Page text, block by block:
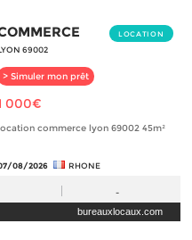
69002
> Simuler mon prêt
LOCATION
000€
commerce lyon 69002 45m²
08/2026 RHONE
-
bureauxlocaux.com